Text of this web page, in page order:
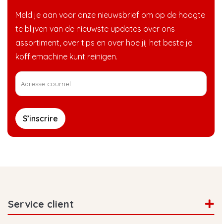
Meld je aan voor onze nieuwsbrief om op de hoogte
te blijven van de nieuwste updates over ons
assortiment, over tips en over hoe jij het beste je
koffiemachine kunt reinigen.
S’inscrire
Service client